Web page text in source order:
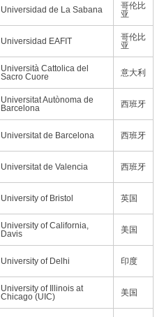
Universidad de La Sabana
哥伦比
亚
Universidad EAFIT
哥伦比
亚
Università Cattolica del
Sacro Cuore
意大利
Universitat Autònoma de
Barcelona
西班牙
Universitat de Barcelona 西班牙
Universitat de Valencia 西班牙
University of Bristol 英国
University of California,
Davis
美国
University of Delhi 印度
University of Illinois at
Chicago (UIC)
美国